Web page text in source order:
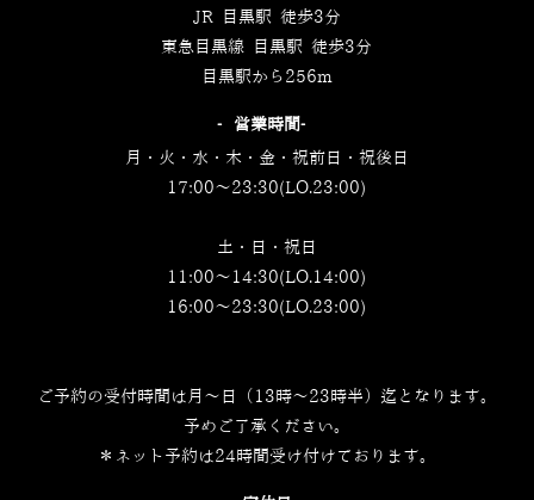
JR 目黒駅 徒歩3分
東急目黒線 目黒駅 徒歩3分
目黒駅から256m
‐営業時間‐
月・火・水・木・金・祝前日・祝後日
17:00～23:30(LO.23:00)
土・日・祝日
11:00～14:30(LO.14:00)
16:00～23:30(LO.23:00)
ご予約の受付時間は月～日（13時～23時半）迄となります。
予めご了承ください。
＊ネット予約は24時間受け付けております。